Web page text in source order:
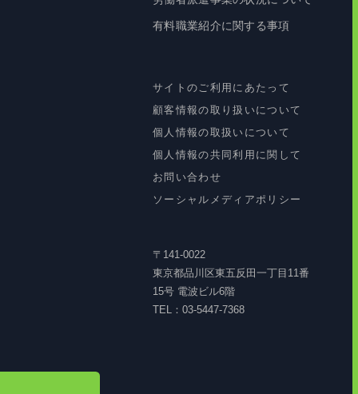
有料職業紹介に関する事項
サイトのご利用にあたって
顧客情報の取り扱いについて
個人情報の取扱いについて
個人情報の共同利用に関して
お問い合わせ
ソーシャルメディアポリシー
〒141-0022
東京都品川区東五反田一丁目11番
15号 電波ビル6階
TEL：03-5447-7368